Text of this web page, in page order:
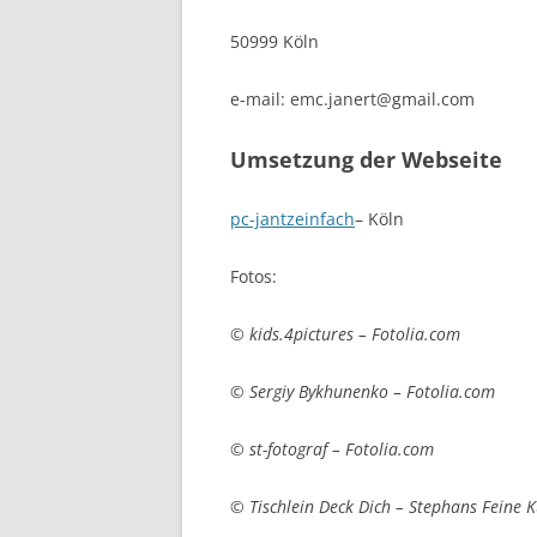
50999 Köln
e-mail: emc.janert@gmail.com
Umsetzung der Webseite
pc-jantzeinfach– Köln
Fotos:
© kids.4pictures – Fotolia.com
© Sergiy Bykhunenko – Fotolia.com
© st-fotograf – Fotolia.com
© Tischlein Deck Dich – Stephans Feine